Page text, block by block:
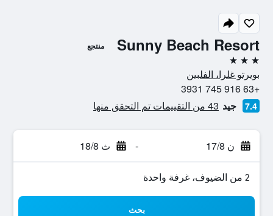
Sunny Beach Resort منتجع
3 نجوم
بويرتو غلرا، الفلبين
+63 916 745 3931
7.4 جيد 43 من التقييمات تم التحقق منها
ن 17/8 - ث 18/8
2 من الضيوف، غرفة واحدة
بحث